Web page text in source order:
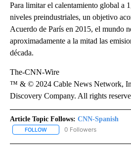
Para limitar el calentamiento global a
niveles preindustriales, un objetivo
Acuerdo de París en 2015, el mundo
aproximadamente a la mitad las
década.
The-CNN-Wire
™ & © 2024 Cable News Network,
Discovery Company. All rights
Article Topic Follows: CNN-Spanish
FOLLOW FOLLOW "CNN-SPANISH" TO
0 Followers